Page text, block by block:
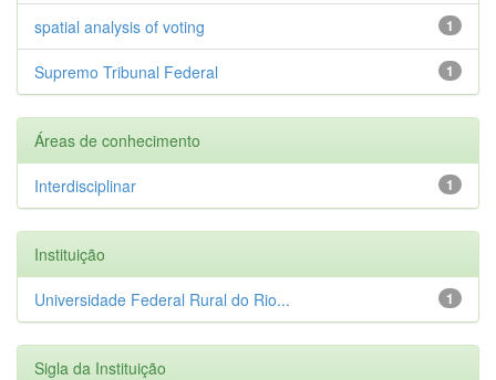
1
spatial analysis of voting
1
Supremo Tribunal Federal
Áreas de conhecimento
1
Interdisciplinar
Instituição
1
Universidade Federal Rural do Rio...
Sigla da Instituição